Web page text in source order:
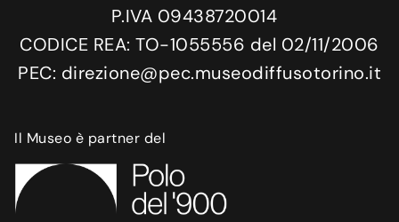
P.IVA 09438720014
CODICE REA: TO-1055556 del 02/11/2006
PEC: direzione@pec.museodiffusotorino.it
Il Museo è partner del